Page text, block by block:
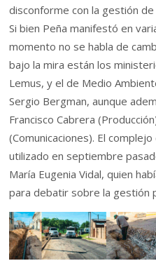
disconforme con la gestión
Si bien Peña manifestó en
momento no se habla de
bajo la mira están los
Lemus, y el de Medio
Sergio Bergman, aunque
Francisco Cabrera
(Comunicaciones). El
utilizado en septiembre
María Eugenia Vidal, quien
para debatir sobre la gestión